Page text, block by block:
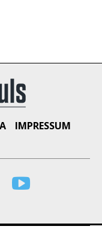
IMPRESSUM